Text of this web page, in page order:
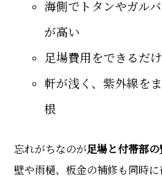
海側でトタンやガル
が高い
足場費用をできるだ
軒が浅く、紫外線を
根
忘れがちなのが足場と付帯部の
壁や雨樋、板金の補修も同時